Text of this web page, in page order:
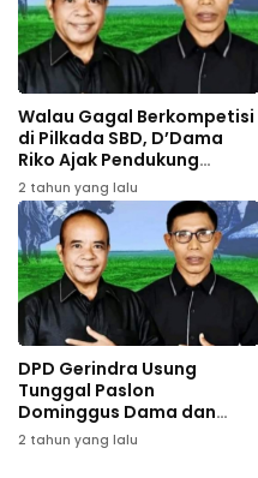
Walau Gagal Berkompetisi
di Pilkada SBD, D’Dama
Riko Ajak Pendukung
Merawat Persaudaraan
2 tahun yang lalu
DPD Gerindra Usung
Tunggal Paslon
Dominggus Dama dan
Rikhardus Holo Kondo
Untuk Pilkada SBD
2 tahun yang lalu